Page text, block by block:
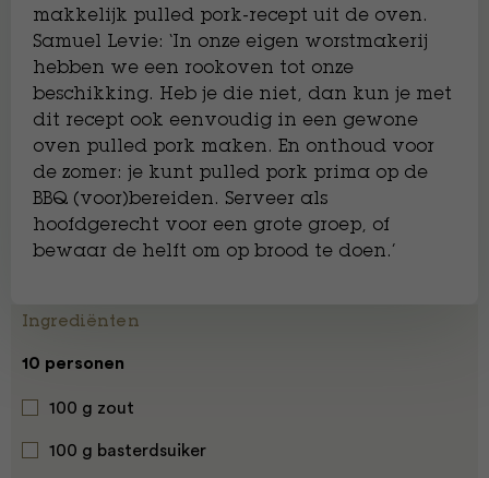
makkelijk pulled pork-recept uit de oven.
Samuel Levie: ‘In onze eigen worstmakerij
hebben we een rookoven tot onze
beschikking. Heb je die niet, dan kun je met
dit recept ook eenvoudig in een gewone
oven pulled pork maken. En onthoud voor
de zomer: je kunt pulled pork prima op de
BBQ (voor)bereiden. Serveer als
hoofdgerecht voor een grote groep, of
bewaar de helft om op brood te doen.’
Ingrediënten
10 personen
100 g zout
100 g basterdsuiker